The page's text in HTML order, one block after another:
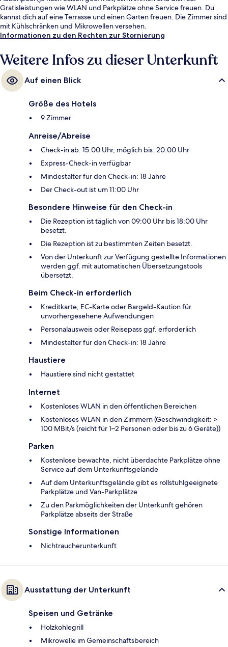
Gratisleistungen wie WLAN und Parkplätze ohne Service freuen. Du
kannst dich auf eine Terrasse und einen Garten freuen. Die Zimmer sind
mit Kühlschränken und Mikrowellen versehen.
Informationen zu den Rechten zur Stornierung
Weitere Infos zu dieser Unterkunft
Auf einen Blick
Größe des Hotels
9 Zimmer
Anreise/Abreise
Check-in ab: 15:00 Uhr, möglich bis: 20:00 Uhr
Express-Check-in verfügbar
Mindestalter für den Check-in: 18 Jahre
Der Check-out ist um 11:00 Uhr
Besondere Hinweise für den Check-in
Die Rezeption ist täglich von 09:00 Uhr bis 18:00 Uhr
besetzt.
Die Rezeption ist zu bestimmten Zeiten besetzt.
Von der Unterkunft zur Verfügung gestellte Informationen
werden ggf. mit automatischen Übersetzungstools
übersetzt.
Beim Check-in erforderlich
Kreditkarte, EC-Karte oder Bargeld-Kaution für
unvorhergesehene Aufwendungen
Personalausweis oder Reisepass ggf. erforderlich
Mindestalter für den Check-in: 18 Jahre
Haustiere
Haustiere sind nicht gestattet
Internet
Kostenloses WLAN in den öffentlichen Bereichen
Kostenloses WLAN in den Zimmern (Geschwindigkeit: >
100 MBit/s (reicht für 1–2 Personen oder bis zu 6 Geräte))
Parken
Kostenlose bewachte, nicht überdachte Parkplätze ohne
Service auf dem Unterkunftsgelände
Auf dem Unterkunftsgelände gibt es rollstuhlgeeignete
Parkplätze und Van-Parkplätze
Zu den Parkmöglichkeiten der Unterkunft gehören
Parkplätze abseits der Straße
Sonstige Informationen
Nichtraucherunterkunft
Ausstattung der Unterkunft
Speisen und Getränke
Holzkohlegrill
Mikrowelle im Gemeinschaftsbereich